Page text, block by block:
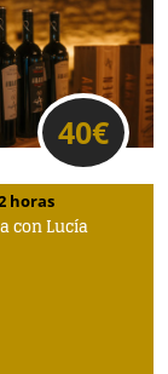
40€
horas
con Lucía